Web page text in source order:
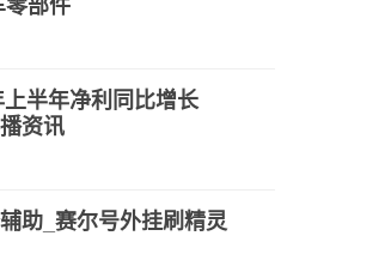
零部件
半年净利同比增长
资讯
助_赛尔号外挂刷精灵